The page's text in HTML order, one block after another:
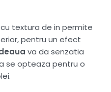
textura de in permite
pentru un efect
va da senzatia
se opteaza pentru o